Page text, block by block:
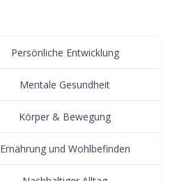
Persönliche Entwicklung
Mentale Gesundheit
Körper & Bewegung
Ernährung und Wohlbefinden